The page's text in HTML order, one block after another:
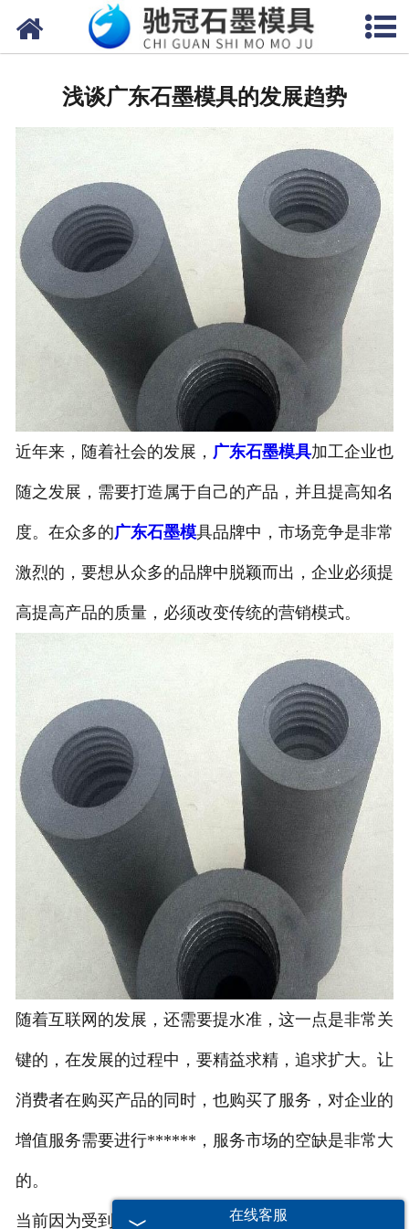
网站首页
新闻中心
视频中心
联系我们
浅谈广东石墨模具的发展趋势
近年来，随着社会的发展， 广东石墨模具加工企业也
随之发展，需要打造属于自己的产品，并且提高知名
度。在众多的广东石墨模具品牌中，市场竞争是非常
激烈的，要想从众多的品牌中脱颖而出，企业必须提
高提高产品的质量，必须改变传统的营销模式。
随着互联网的发展，还需要提水准，这一点是非常关
键的，在发展的过程中，要精益求精，追求扩大。让
消费者在购买产品的同时，也购买了服务，对企业的
增值服务需要进行******，服务市场的空缺是非常大
的。
当前因为受到很多因素的影响，我国的石墨模具加工
在线客服